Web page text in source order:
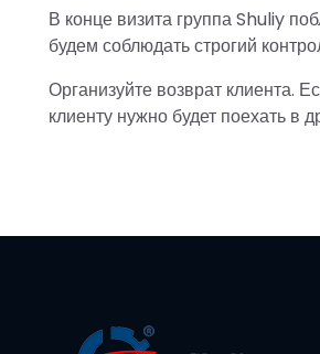
В конце визита группа Shuliy
будем соблюдать строгий
Организуйте возврат клиента.
клиенту нужно будет поехать в